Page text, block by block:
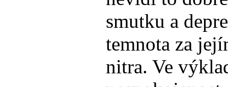
smutku a
temnota za
nitra. Ve